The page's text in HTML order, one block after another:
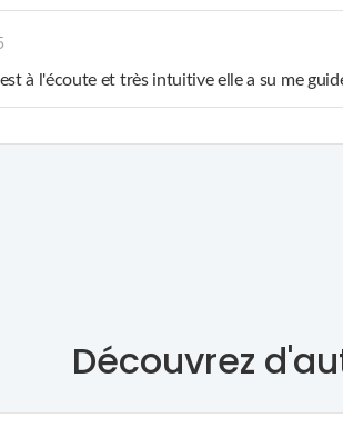
à l'écoute et très intuitive elle a su me
Découvrez